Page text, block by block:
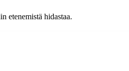
etenemistä hidastaa.